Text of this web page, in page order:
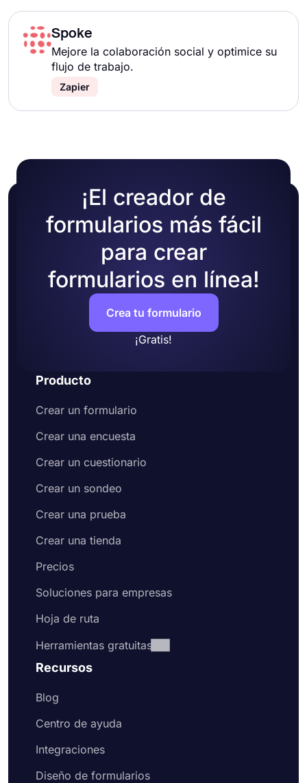
Spoke
Mejore la colaboración social y optimice su
flujo de trabajo.
Zapier
¡El creador de
formularios más fácil
para crear
formularios en línea!
Crea tu formulario
¡Gratis!
Producto
Crear un formulario
Crear una encuesta
Crear un cuestionario
Crear un sondeo
Crear una prueba
Crear una tienda
Precios
Soluciones para empresas
Hoja de ruta
Herramientas gratuitas
Recursos
Blog
Centro de ayuda
Integraciones
Diseño de formularios